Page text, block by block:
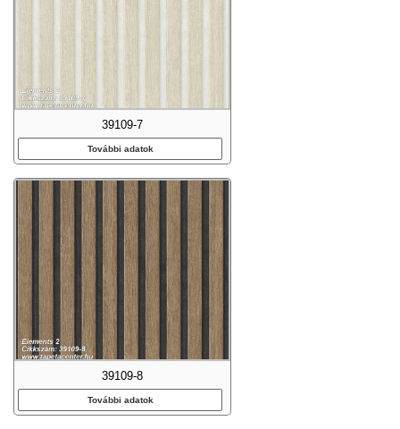
39109-7
További adatok
39109-8
További adatok